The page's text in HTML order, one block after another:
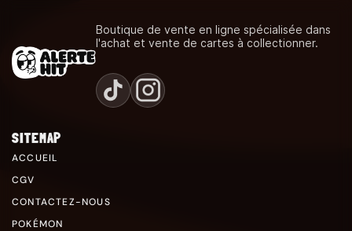
Boutique de vente en ligne spécialisée dans
l'achat et vente de cartes à collectionner.
SITEMAP
ACCUEIL
CGV
CONTACTEZ-NOUS
POKÉMON